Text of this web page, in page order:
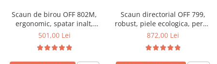
Mese gradinita
Scaune gradinita
Set mese si scaune gradinita
Scaun de birou OFF 802M,
ergonomic, spatar inalt,
mecanism balans, roti
501,00 Lei
Scaun directorial OFF 799,
robust, piele ecologica, perne
duble, baza cromata,
872,00 Lei